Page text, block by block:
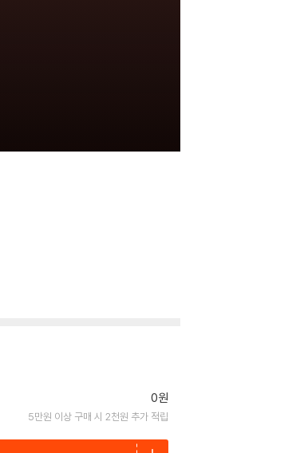
0원
5만원 이상 구매 시 2천원 추가 적립